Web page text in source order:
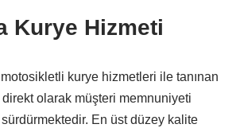
Kurye Hizmeti
motosikletli kurye hizmetleri ile tanınan
direkt olarak müşteri memnuniyeti
En üst düzey kalite